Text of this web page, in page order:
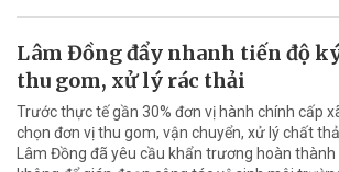
Lâm Đồng đẩy nhanh tiến độ
thu gom, xử lý rác thải
Trước thực tế gần 30% đơn vị hành chính cấp
chọn đơn vị thu gom, vận chuyển, xử lý chất
Lâm Đồng đã yêu cầu khẩn trương hoàn thành